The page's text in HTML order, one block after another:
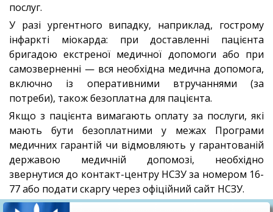
послуг.
У разі ургентного випадку, наприклад, гострому
інфаркті міокарда: при доставленні пацієнта
бригадою екстреної медичної допомоги або при
самозверненні — вся необхідна медична допомога,
включно із оперативними втручаннями (за
потреби), також безоплатна для пацієнта.
Якщо з пацієнта вимагають оплату за послуги, які
мають бути безоплатними у межах Програми
медичних гарантій чи відмовляють у гарантованій
державою медичній допомозі, необхідно
звернутися до контакт-центру НСЗУ за номером 16-
77 або подати скаргу через офіційний сайт НСЗУ.